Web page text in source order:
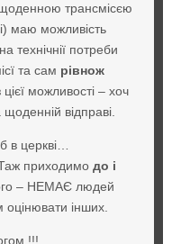
трансмісєю
маю можливість
технічнії потреби
та сам рівнож
цієї можливості – хоч
відправі.
в церкві…
приходимо до і
– НЕМАЄ людей
інших.
!!!